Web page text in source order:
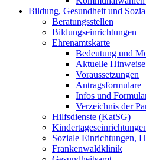
Bildung, Gesundheit und
Beratungsstellen
Bildungseinrichtungen
Ehrenamtskarte
Bedeutung und
Aktuelle Hinweise
Voraussetzungen
Antragsformulare
Infos und
Verzeichnis der
Hilfsdienste (KatSG)
Soziale Einrichtungen,
Frankenwaldklinik